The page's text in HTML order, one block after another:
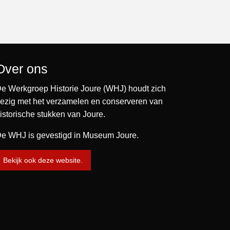
ons
Werkgroep Historie Joure (WHJ) houdt zich
met het verzamelen en conserveren van
stukken van Joure.
WHJ is gevestigd in Museum Joure.
Bekijk ook deze website.